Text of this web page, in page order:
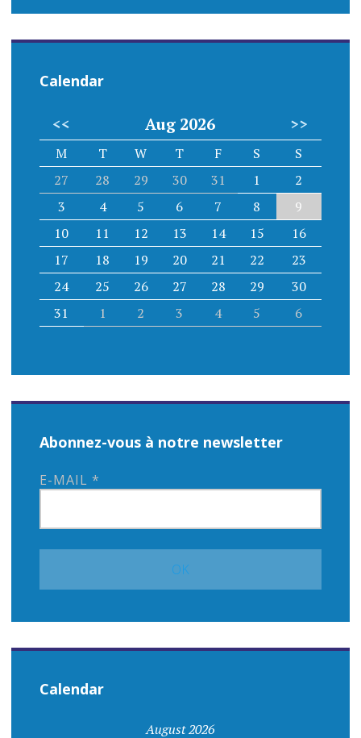
Calendar
<< Aug 2026 >>
M T W T F S
S
27
28 29 30 31 1
2
3
4 5 6 7 8
9
10
11 12 13 14 15
16
17
18 19 20 21 22
23
24
25 26 27 28 29
30
31
1 2 3 4 5 6
Abonnez-vous à notre newsletter
E-MAIL *
Calendar
August 2026